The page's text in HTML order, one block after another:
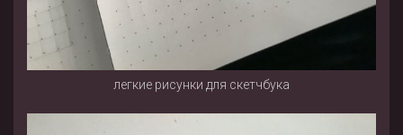
легкие рисунки для скетчбука